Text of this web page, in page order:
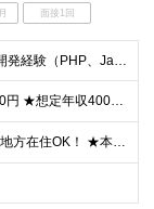
面接1回
■オブジェクト指向言語での開発経験（PHP、Java、Ruby、Go、Python、C#など） ■Laravel、Spring Boot、Rails、Djangoなどの利用経験 ■RDB（MySQLな
月給24万6,000円〜30万3,000円 ★想定年収400万円～500万円 ※経験・能力等により決定します ※月給には手当(一律)・固定残業（80,000円～98,750円/40時間）を含む。超過
★通勤不要／フルリモート・地方在住OK！ ★本社は目黒駅最寄り ■本社 東京都品川区上大崎3-14-12 井雅ビル5階 （変更の範囲）なし